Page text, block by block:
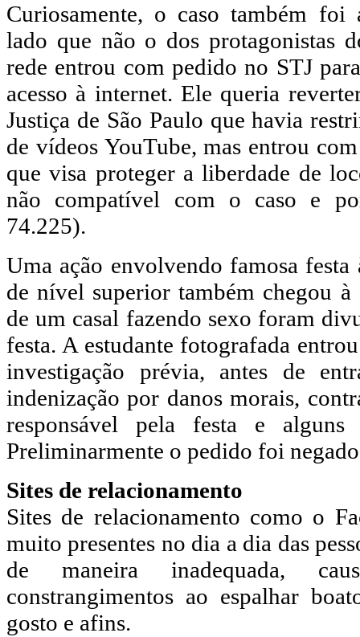
Curiosamente, o caso também
lado que não o dos protagonistas
rede entrou com pedido no STJ
acesso à internet. Ele queria
Justiça de São Paulo que havia
de vídeos YouTube, mas entrou
que visa proteger a liberdade de
não compatível com o caso e
74.225).
Uma ação envolvendo famosa festa
de nível superior também chegou
de um casal fazendo sexo foram
festa. A estudante fotografada
investigação prévia, antes de
indenização por danos morais,
responsável pela festa e alguns
Preliminarmente o pedido foi
Sites de relacionamento
Sites de relacionamento como o
muito presentes no dia a dia das
de maneira inadequada,
constrangimentos ao espalhar
gosto e afins.